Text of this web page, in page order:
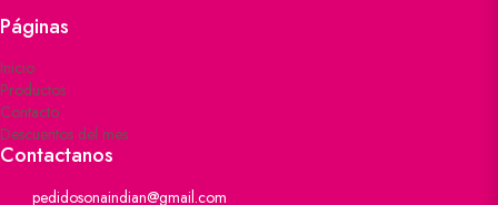
Páginas
Inicio
Productos
Contacto
Descuentos del mes
Contactanos
pedidosonaindian@gmail.com